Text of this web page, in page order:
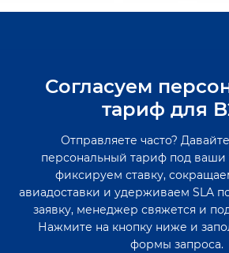
Согласуем
тариф для
Отправляете часто?
персональный тариф под
фиксируем ставку,
авиадоставки и удерживаем SLA
заявку, менеджер свяжется и
Нажмите на кнопку ниже и
формы запроса.